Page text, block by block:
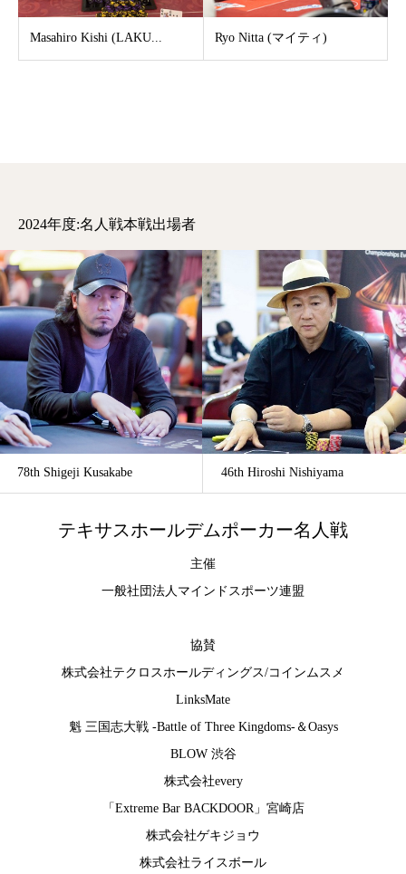
Masahiro Kishi (LAKU... Ryo Nitta (マイティ)
2024年度:名人戦本戦出場者
78th Shigeji Kusakabe 46th Hiroshi Nishiyama
テキサスホールデムポーカー名人戦
主催
一般社団法人マインドスポーツ連盟
協賛
株式会社テクロスホールディングス/コインムスメ
LinksMate
魁 三国志大戦 -Battle of Three Kingdoms-＆Oasys
BLOW 渋谷
株式会社every
「Extreme Bar BACKDOOR」宮崎店
株式会社ゲキジョウ
株式会社ライスボール